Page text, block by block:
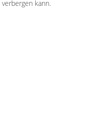
kann.